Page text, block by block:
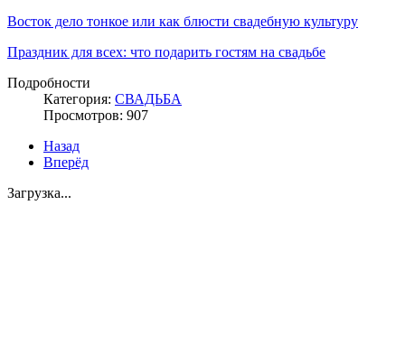
Восток дело тонкое или как блюсти свадебную культуру
Праздник для всех: что подарить гостям на свадьбе
Подробности
Категория: СВАДЬБА
Просмотров: 907
Назад
Вперёд
Загрузка...